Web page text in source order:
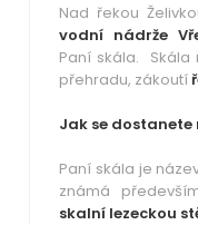
Nad řekou
vodní nádrže
Paní skála. Skála
přehradu, zákoutí
Jak se
Paní skála je
známá
skalní lezeckou